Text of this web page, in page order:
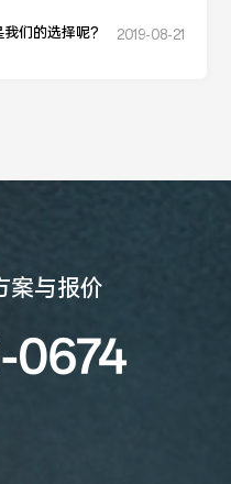
们的选择呢? 2019-08-21
案与报价